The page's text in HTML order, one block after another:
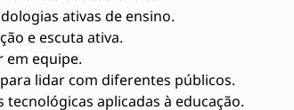
ativas de ensino.
e escuta ativa.
em equipe.
lidar com diferentes públicos.
aplicadas à educação.